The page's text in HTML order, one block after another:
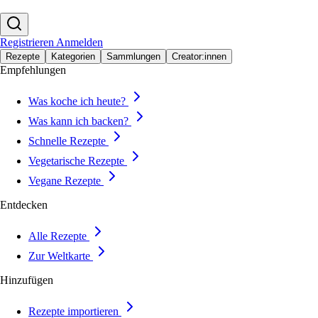
Registrieren Anmelden
Rezepte Kategorien Sammlungen Creator:innen
Empfehlungen
Was koche ich heute?
Was kann ich backen?
Schnelle Rezepte
Vegetarische Rezepte
Vegane Rezepte
Entdecken
Alle Rezepte
Zur Weltkarte
Hinzufügen
Rezepte importieren